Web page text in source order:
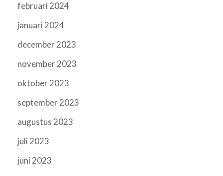
februari 2024
januari 2024
december 2023
november 2023
oktober 2023
september 2023
augustus 2023
juli 2023
juni 2023